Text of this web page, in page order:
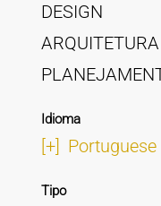
DESIGN
ARQUITETURA
Idioma
[+] Portuguese
Tipo